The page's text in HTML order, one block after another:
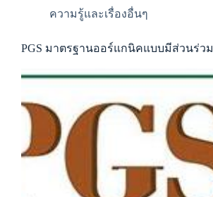
ความรู้และเรื่องอื่นๆ
PGS มาตรฐานออร์แกนิคแบบมีส่วนร่วม